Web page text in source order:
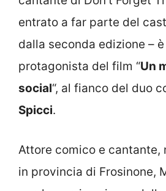
entrato a far parte del
dalla seconda edizione –
protagonista del film “Un
social“, al fianco del duo
Spicci.
Attore comico e cantante,
in provincia di Frosinone,